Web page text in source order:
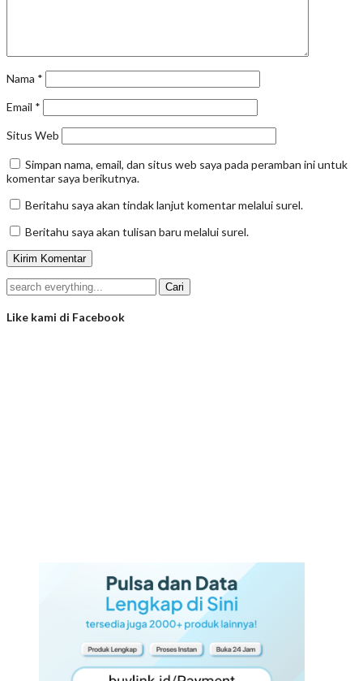
Nama *
Email *
Situs Web
Simpan nama, email, dan situs web saya pada peramban ini untuk
komentar saya berikutnya.
Beritahu saya akan tindak lanjut komentar melalui surel.
Beritahu saya akan tulisan baru melalui surel.
Like kami di Facebook